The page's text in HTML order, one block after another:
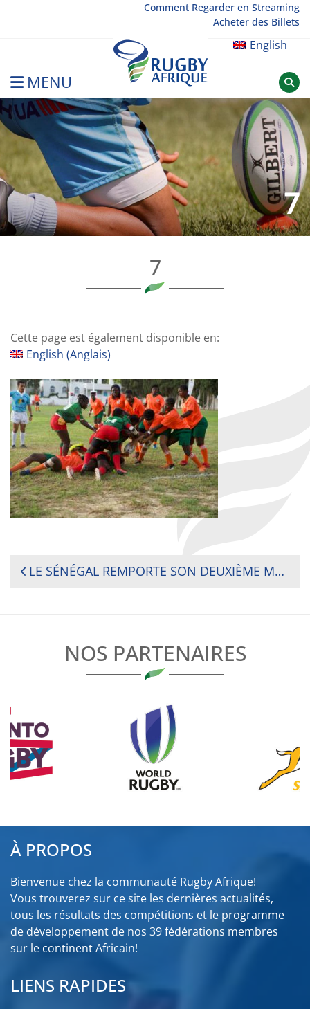
Comment Regarder en Streaming
Acheter des Billets
English
MENU
Rugby Afrique
7
7
Cette page est également disponible en:
English (Anglais)
NAVIGATION
LE SÉNÉGAL REMPORTE SON DEUXIÈME MATCH DU TOURNOI DE LA COUPE D’AFRIQUE EN TUNISIE
NOS PARTENAIRES
À PROPOS
Bienvenue chez la communauté Rugby Afrique!
Vous trouverez sur ce site les dernières actualités,
tous les résultats des compétitions et le programme
de développement de nos 39 fédérations membres
sur le continent Africain!
LIENS RAPIDES